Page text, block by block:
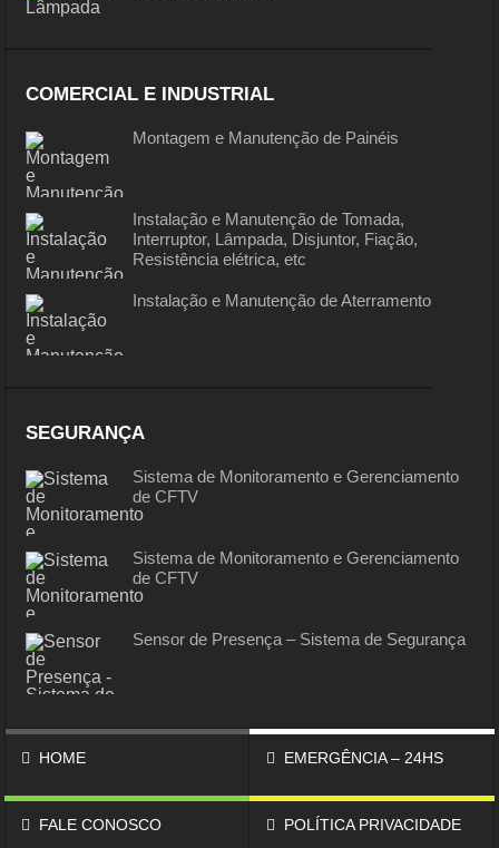
COMERCIAL E INDUSTRIAL
Montagem e Manutenção de Painéis
Instalação e Manutenção de Tomada,
Interruptor, Lâmpada, Disjuntor, Fiação,
Resistência elétrica, etc
Instalação e Manutenção de Aterramento
SEGURANÇA
Sistema de Monitoramento e Gerenciamento
de CFTV
Sistema de Monitoramento e Gerenciamento
de CFTV
Sensor de Presença – Sistema de Segurança
HOME EMERGÊNCIA – 24HS
FALE CONOSCO POLÍTICA PRIVACIDADE